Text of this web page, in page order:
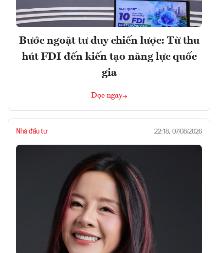
Bước ngoặt tư duy chiến lược: Từ thu
hút FDI đến kiến tạo năng lực quốc
gia
Đọc ngay
Nhà đầu tư 22:18, 07/08/2026